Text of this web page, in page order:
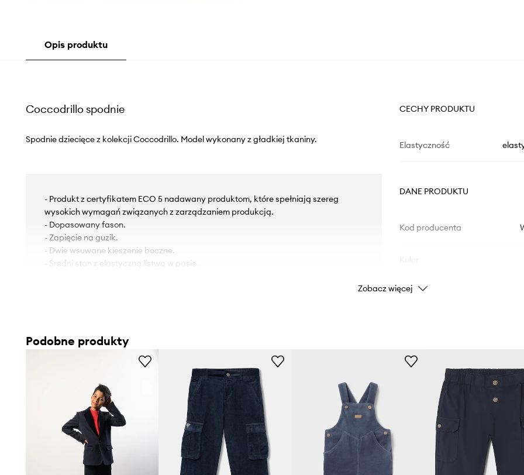
Opis produktu
Coccodrillo spodnie
Spodnie dziecięce z kolekcji Coccodrillo. Model wykonany z gładkiej tkaniny.
- Produkt z certyfikatem ECO 5 nadawany produktom, które spełniają szereg
wysokich wymagań związanych z zarządzaniem produkcją.
- Dopasowany fason.
- Zapięcie na guzik.
- Dwie wsuwane kieszenie boczne.
- Średni stan z elastyczną listwą w pasie.
CECHY PRODUKTU
Elastyczność
DANE PRODUKTU
Kod producenta
Marka
ID Produktu
Zobacz więcej
Podobne produkty